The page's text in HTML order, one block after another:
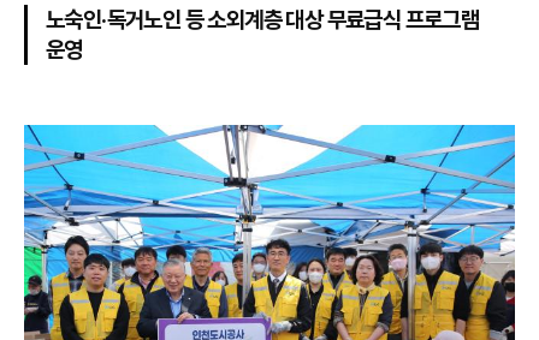
노숙인·독거노인 등 소외계층 대상 무료급식 프로그램
운영